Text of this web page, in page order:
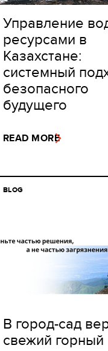
Управление
ресурсами в
Казахстане:
системный
безопасного
будущего
READ MORE
BLOG
В город-сад
свежий горный